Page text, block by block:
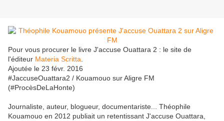
Pour vous procurer le livre J'accuse Ouattara 2 : le site de
l'éditeur Materia Scritta
Ajoutée le 23 févr. 2016
#JaccuseOuattara2 / Kouamouo sur Aligre FM
(#ProcèsDeLaHonte)
Journaliste, auteur, blogueur, documentariste... Théophile
Kouamouo en 2012 publiait un retentissant J'accuse Ouattara,